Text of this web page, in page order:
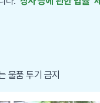
물품 투기 금지